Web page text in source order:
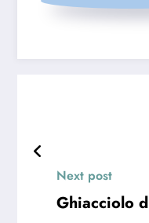
Next post
Ghiacciolo